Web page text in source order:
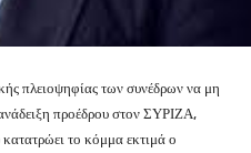
πλειοψηφίας των συνέδρων να μη
προέδρου στον ΣΥΡΙΖΑ,
το κόμμα εκτιμά ο